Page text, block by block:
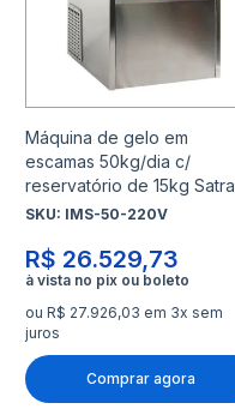
Máquina de gelo em
escamas 50kg/dia c/
reservatório de 15kg Satra
SKU: IMS-50-220V
R$ 26.529,73
ou R$ 27.926,03 em 3x sem
juros
Comprar agora